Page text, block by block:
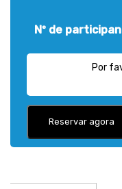
Nº de
Por
Reservar agora